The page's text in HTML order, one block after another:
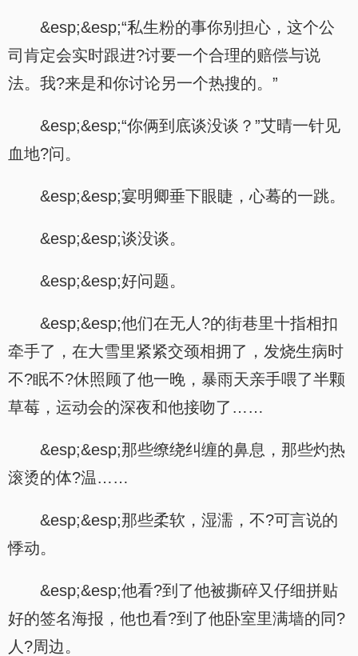
&esp;&esp;“私生粉的事你别担心，这个公
司肯定会实时跟进?讨要一个合理的赔偿与说
法。我?来是和你讨论另一个热搜的。”
&esp;&esp;“你俩到底谈没谈？”艾晴一针见
血地?问。
&esp;&esp;宴明卿垂下眼睫，心蓦的一跳。
&esp;&esp;谈没谈。
&esp;&esp;好问题。
&esp;&esp;他们在无人?的街巷里十指相扣
牵手了，在大雪里紧紧交颈相拥了，发烧生病时
不?眠不?休照顾了他一晚，暴雨天亲手喂了半颗
草莓，运动会的深夜和他接吻了……
&esp;&esp;那些缭绕纠缠的鼻息，那些灼热
滚烫的体?温……
&esp;&esp;那些柔软，湿濡，不?可言说的
悸动。
&esp;&esp;他看?到了他被撕碎又仔细拼贴
好的签名海报，他也看?到了他卧室里满墙的同?
人?周边。